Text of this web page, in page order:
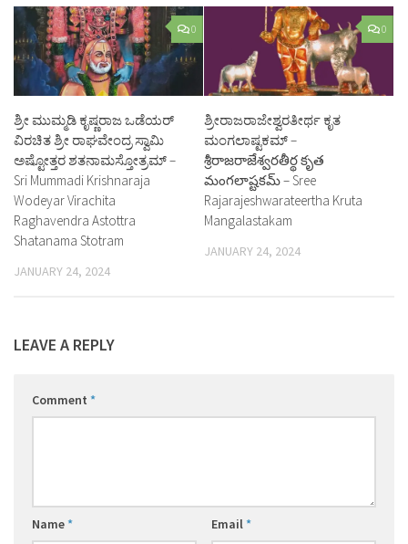
0
ಶ್ರೀ ಮುಮ್ಮಡಿ ಕೃಷ್ಣರಾಜ ಒಡೆಯರ್
ವಿರಚಿತ ಶ್ರೀ ರಾಘವೇಂದ್ರ ಸ್ವಾಮಿ
ಅಷ್ಟೋತ್ತರ ಶತನಾಮಸ್ತೋತ್ರಮ್ –
Sri Mummadi Krishnaraja
Wodeyar Virachita
Raghavendra Astottra
Shatanama Stotram
JANUARY 24, 2024
0
ಶ್ರೀರಾಜರಾಜೇಶ್ವರತೀರ್ಥ ಕೃತ
ಮಂಗಲಾಷ್ಟಕಮ್ –
శ్రీరాజరాజేశ్వరతీర్థ కృత
మంగలాష్టకమ్ – Sree
Rajarajeshwarateertha Kruta
Mangalastakam
JANUARY 24, 2024
LEAVE A REPLY
Comment *
Name* Email*